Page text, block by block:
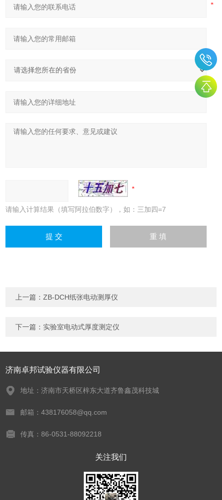
请输入计算结果（填写阿拉伯数字），如：三加四=7
上一篇：ZB-DCH纸张电动测厚仪
下一篇： 实验室电动式厚度测定仪
济南卓邦试验仪器有限公司
地址：济南市天桥区梓东大道齐鲁鑫茂科技城
邮箱：438176058@qq.com
传真：86-0531-88092218
关注我们